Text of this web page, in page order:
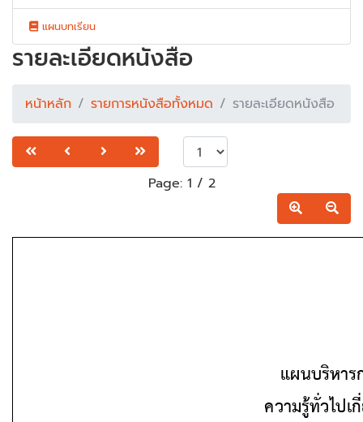
แผนบทเรียน
รายละเอียดหนังสือ
หน้าหลัก รายการหนังสือทั้งหมด รายละเอียดหนังสือ
Page: 1 / 2